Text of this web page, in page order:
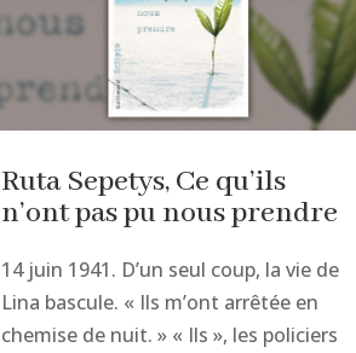
Ruta Sepetys, Ce qu’ils
n’ont pas pu nous prendre
14 juin 1941. D’un seul coup, la vie de
Lina bascule. « Ils m’ont arrêtée en
chemise de nuit. » « Ils », les policiers